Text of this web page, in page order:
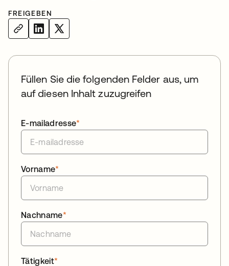
FREIGEBEN
Füllen Sie die folgenden Felder aus, um
auf diesen Inhalt zuzugreifen
*
E-mailadresse
*
Vorname
*
Nachname
*
Tätigkeit